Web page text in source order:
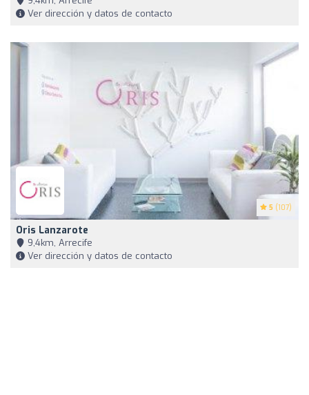
Ver dirección y datos de contacto
5 (107)
Oris Lanzarote
9,4km, Arrecife
Ver dirección y datos de contacto